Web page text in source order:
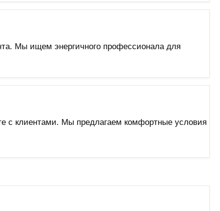
Мы ищем энергичного профессионала для
с клиентами. Мы предлагаем комфортные условия